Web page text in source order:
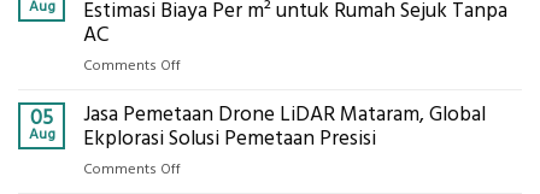
Bowplank
Ukur
Presisi
untuk
Aug
Estimasi Biaya Per m² untuk Rumah Sejuk Tanpa
AC
Comments Offon
Harga
Panel
05
Aug
Jasa Pemetaan Drone LiDAR Mataram, Global
Ekplorasi Solusi Pemetaan Presisi
Comments Offon